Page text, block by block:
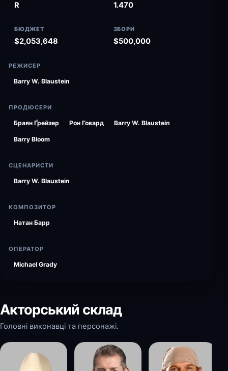
R 1.470
БЮДЖЕТ
$2,053,648
ЗБОРИ
$500,000
РЕЖИСЕР
Barry W. Blaustein
ПРОДЮСЕРИ
Браян Ґрейзер Рон Говард Barry W. Blaustein
Barry Bloom
СЦЕНАРИСТИ
Barry W. Blaustein
КОМПОЗИТОР
Натан Барр
ОПЕРАТОР
Michael Grady
Акторський склад
Головні виконавці та персонажі.